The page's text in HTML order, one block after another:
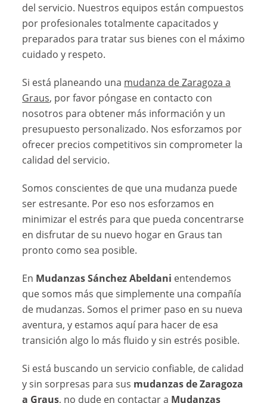
del servicio. Nuestros equipos están compuestos
por profesionales totalmente capacitados y
preparados para tratar sus bienes con el máximo
cuidado y respeto.
Si está planeando una mudanza de Zaragoza a
Graus, por favor póngase en contacto con
nosotros para obtener más información y un
presupuesto personalizado. Nos esforzamos por
ofrecer precios competitivos sin comprometer la
calidad del servicio.
Somos conscientes de que una mudanza puede
ser estresante. Por eso nos esforzamos en
minimizar el estrés para que pueda concentrarse
en disfrutar de su nuevo hogar en Graus tan
pronto como sea posible.
En Mudanzas Sánchez Abeldani entendemos
que somos más que simplemente una compañía
de mudanzas. Somos el primer paso en su nueva
aventura, y estamos aquí para hacer de esa
transición algo lo más fluido y sin estrés posible.
Si está buscando un servicio confiable, de calidad
y sin sorpresas para sus mudanzas de Zaragoza
a Graus, no dude en contactar a Mudanzas